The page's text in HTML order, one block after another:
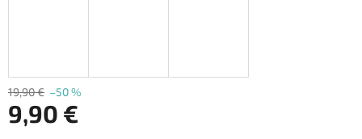
19,90 € –50 %
9,90 €